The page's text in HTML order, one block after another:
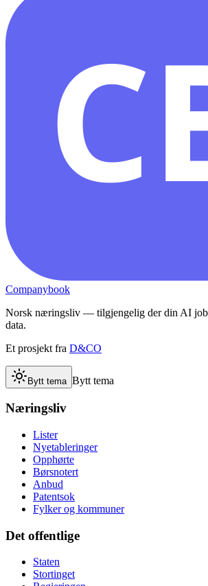
Companybook
Norsk næringsliv — tilgjengelig der din AI
data.
Et prosjekt fra D&CO
Bytt tema Bytt tema
Næringsliv
Lister
Nyetableringer
Opphørte
Børsnotert
Anbud
Patentsok
Fylker og kommuner
Det offentlige
Staten
Stortinget